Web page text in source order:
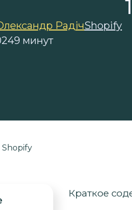
РадічShopify
9 минут
Shopify
Краткое